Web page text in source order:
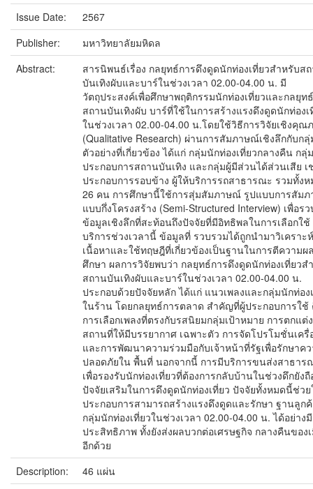
Issue Date:
2567
Publisher:
มหาวิทยาลัยมหิดล
Abstract:
สารนิพนธ์เรื่อง กลยุทธ์การดึงดูดนักท่องเที่ยวสำหรับส
บันเทิงผับและบาร์ในช่วงเวลา 02.00-04.00 น. มี
วัตถุประสงค์เพื่อศึกษาพฤติกรรมนักท่องเที่ยวและกลยุท
สถานบันเทิงผับ บาร์ที่ใช้ในการสร้างแรงดึงดูดนักท่องเ
ในช่วงเวลา 02.00-04.00 น.โดยใช้วิธีการวิจัยเชิงคุณ
(Qualitative Research) ผ่านการสัมภาษณ์เชิงลึกกับกลุ่
ตัวอย่างที่เกี่ยวข้อง ได้แก่ กลุ่มนักท่องเที่ยวกลางคืน กลุ่
ประกอบการสถานบันเทิง และกลุ่มผู้มีส่วนได้ส่วนเสีย เ
ประกอบการรอบข้าง ผู้ให้บริการรถสาธารณะ รวมทั้ง
26 คน การศึกษานี้ใช้การสุ่มสัมภาษณ์ รูปแบบการสัม
แบบกึ่งโครงสร้าง (Semi-Structured Interview) เพื่อร
ข้อมูลเชิงลึกที่สะท้อนถึงปัจจัยที่มีอิทธิพลในการเลือกใช้
บริการช่วงเวลานี้ ข้อมูลที่ รวบรวมได้ถูกนำมาวิเคราะ
เนื้อหาและใช้ทฤษฎีที่เกี่ยวข้องเป็นฐานในการตีความผ
ศึกษา ผลการวิจัยพบว่า กลยุทธ์การดึงดูดนักท่องเที่ยวส
สถานบันเทิงผับและบาร์ในช่วงเวลา 02.00-04.00 น.
ประกอบด้วยปัจจัยหลัก ได้แก่ แนวเพลงและกลุ่มนักท่อง
ในร้าน โดยกลยุทธ์การตลาด สำคัญที่ผู้ประกอบการใช้
การเลือกเพลงที่ตรงกับรสนิยมกลุ่มเป้าหมาย การตกแต่ง
สถานที่ให้มีบรรยากาศ เฉพาะตัว การจัดโปรโมชั่นเครื่
และการพัฒนาความร่วมมือกับเจ้าหน้าที่รัฐเพื่อรักษาค
ปลอดภัยใน พื้นที่ นอกจากนี้ การมีบริการขนส่งสาธาร
เพื่อรองรับนักท่องเที่ยวที่ต้องการกลับบ้านในช่วงดึกยังถื
ปัจจัยเสริมในการดึงดูดนักท่องเที่ยว ปัจจัยทั้งหมดนี้ช่วย
ประกอบการสามารถสร้างแรงดึงดูดและรักษา ฐานลูก
กลุ่มนักท่องเที่ยวในช่วงเวลา 02.00-04.00 น. ได้อย่างมี
ประสิทธิภาพ ทั้งยังส่งผลบวกต่อเศรษฐกิจ กลางคืนของ
อีกด้วย
Description:
46 แผ่น